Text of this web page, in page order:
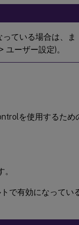
っている場合は、ま
ーザー設定)。
を使用するため
で有効になってい